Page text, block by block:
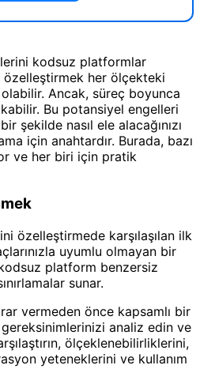
kodsuz platformlar
her ölçekteki
Ancak, süreç boyunca
Bu potansiyel engelleri
şekilde nasıl ele alacağınızı
için anahtardır. Burada, bazı
ve her biri için pratik
özelleştirmede karşılaşılan ilk
uyumlu olmayan bir
platform benzersiz
sunar.
vermeden önce kapsamlı bir
gereksinimlerinizi analiz edin ve
ölçeklenebilirliklerini,
yeteneklerini ve kullanım